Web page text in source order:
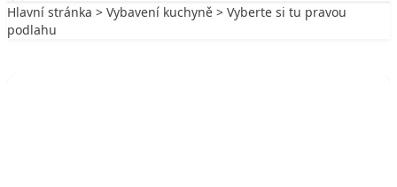
Hlavní stránka > Vybavení kuchyně > Vyberte si tu pravou
podlahu